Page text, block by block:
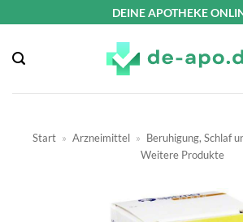
springen
DEINE APOTHEKE
Start » Arzneimittel » Beruhigung, Schlaf
Weitere Produkte